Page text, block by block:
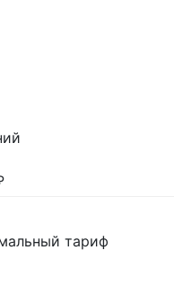
тариф